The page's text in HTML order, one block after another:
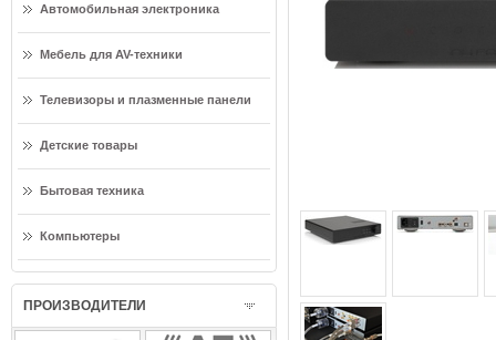
Автомобильная электроника
Мебель для AV-техники
Телевизоры и плазменные панели
Детские товары
Бытовая техника
Компьютеры
ПРОИЗВОДИТЕЛИ